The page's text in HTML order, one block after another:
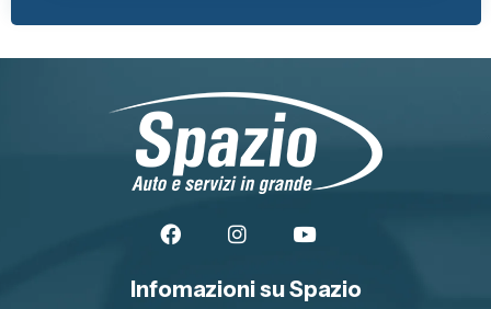
Infomazioni su Spazio